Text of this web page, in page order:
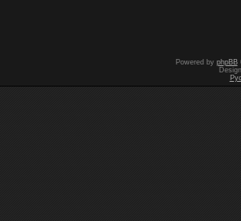
Powered by phpBB